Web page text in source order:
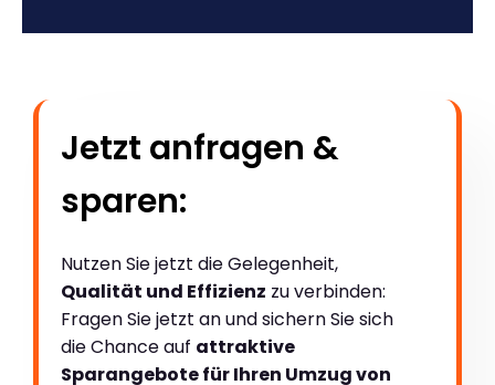
Jetzt anfragen &
sparen:
Nutzen Sie jetzt die Gelegenheit,
Qualität und Effizienz zu verbinden:
Fragen Sie jetzt an und sichern Sie sich
die Chance auf attraktive
Sparangebote für Ihren Umzug von